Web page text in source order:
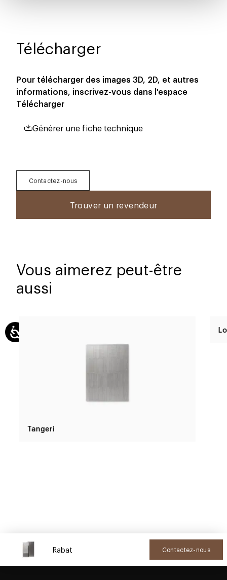
Télécharger
Pour télécharger des images 3D, 2D, et autres
informations, inscrivez-vous dans l'espace
Télécharger
Générer une fiche technique
Contactez-nous
Trouver un revendeur
Vous aimerez peut-être
aussi
Tangeri
Rabat Contactez-nous